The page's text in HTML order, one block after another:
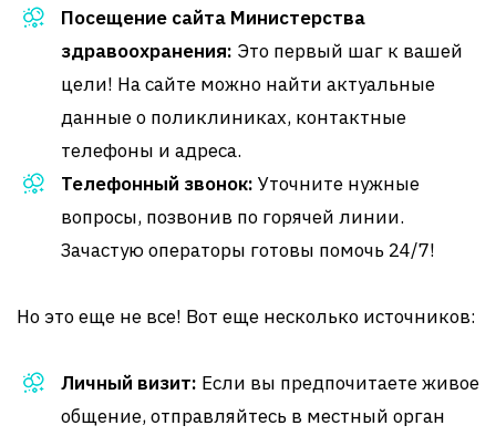
Посещение сайта Министерства
здравоохранения: Это первый шаг к вашей
цели! На сайте можно найти актуальные
данные о поликлиниках, контактные
телефоны и адреса.
Телефонный звонок: Уточните нужные
вопросы, позвонив по горячей линии.
Зачастую операторы готовы помочь 24/7!
Но это еще не все! Вот еще несколько источников:
Личный визит: Если вы предпочитаете живое
общение, отправляйтесь в местный орган